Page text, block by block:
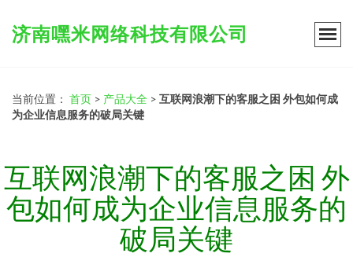
济南嘿米网络科技有限公司
当前位置： 首页 > 产品大全 > 互联网浪潮下的客服之困 外包如何成
为企业信息服务的破局关键
互联网浪潮下的客服之困 外
包如何成为企业信息服务的
破局关键